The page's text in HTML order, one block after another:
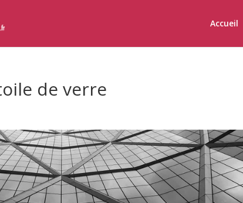
Accueil
de verre